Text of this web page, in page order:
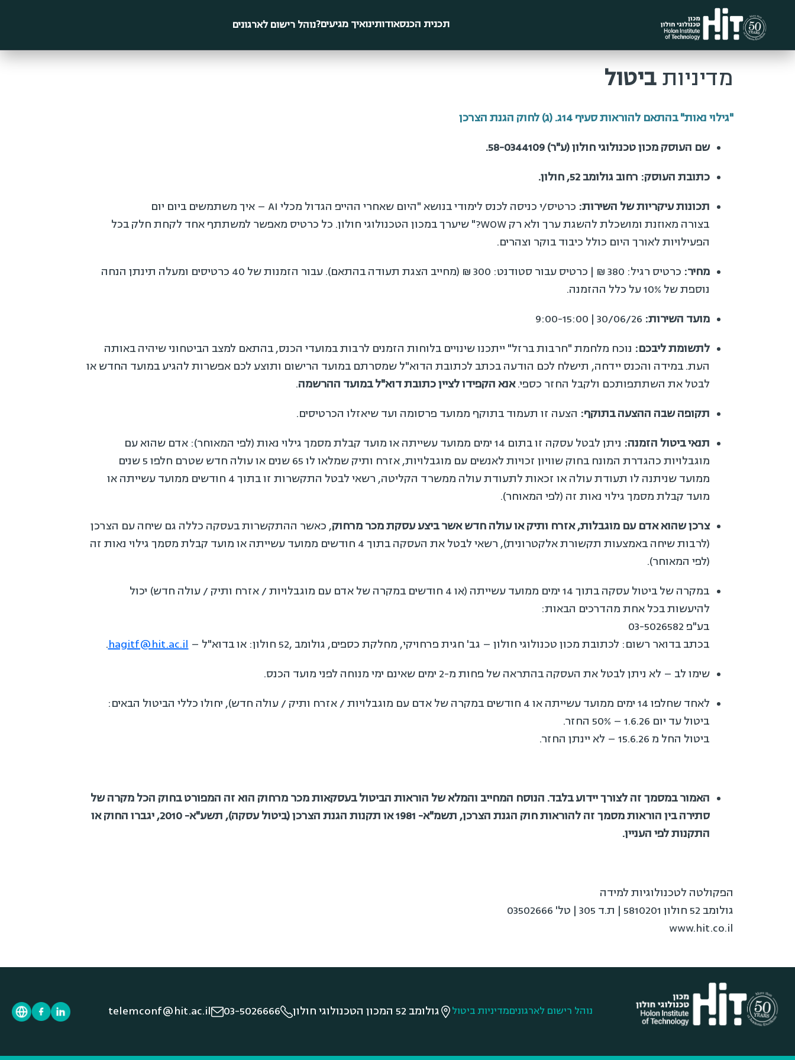
תכנית הכנסאודותינואיך מגיעים?נוהל רישום לארגונים
מדיניותביטול
"גילוי נאות" בהתאם להוראות סעיף 14ג. (ג) לחוק הגנת הצרכן
שם העוסק מכון טכנולוגי חולון (ע"ר) 58-0344109.
כתובת העוסק: רחוב גולומב 52, חולון.
תכונות עיקריות של השירות: כרטיס/י כניסה לכנס לימודי בנושא "היום שאחרי ההייפ הגדול מכלי AI –
איך משתמשים ביום יום
בצורה מאוזנת ומושכלת להשגת ערך ולא רק WOW?
" שיערך במכון הטכנולוגי חולון. כל כרטיס מאפשר למשתתף אחד לקחת חלק בכל
הפעילויות לאורך היום כולל כיבוד בוקר וצהרים.
מחיר:
כרטיס רגיל: 380 ₪ | כרטיס עבור סטודנט: 300 ₪ (מחייב הצגת תעודה בהתאם). עבור הזמנות של 40 כרטיסים ומעלה תינתן הנחה
נוספת של 10% על כלל ההזמנה.
מועד השירות:
לתשומת ליבכם: נוכח מלחמת "חרבות ברזל" ייתכנו שינויים בלוחות הזמנים לרבות במועדי הכנס, בהתאם למצב הביטחוני שיהיה באותה
העת. במידה והכנס יידחה, תישלח לכם הודעה בכתב לכתובת הדוא"ל שמסרתם במועד הרישום ותוצע לכם אפשרות להגיע במועד החדש או
לבטל את השתתפותכם ולקבל החזר כספי.אנא הקפידו לציין כתובת דוא"ל במועד ההרשמה.
תקופה שבה ההצעה בתוקף: הצעה זו תעמוד בתוקף ממועד פרסומה ועד שיאזלו הכרטיסים.
תנאי ביטול הזמנה:
ניתן לבטל עסקה זו בתום 14 ימים ממועד עשייתה או מועד קבלת מסמך גילוי נאות (לפי המאוחר): אדם שהוא עם
מוגבלויות כהגדרת המונח בחוק שוויון זכויות לאנשים עם מוגבלויות, אזרח ותיק שמלאו לו 65 שנים או עולה חדש שטרם חלפו 5 שנים
ממועד שניתנה לו תעודת עולה או זכאות לתעודת עולה ממשרד הקליטה, רשאי לבטל התקשרות זו בתוך 4 חודשים ממועד עשייתה או
מועד קבלת מסמך גילוי נאות זה (לפי המאוחר).
צרכן שהוא אדם עם מוגבלות, אזרח ותיק או עולה חדש אשר ביצע עסקת מכר מרחוק, כאשר ההתקשרות בעסקה כללה גם שיחה עם הצרכן
(לרבות שיחה באמצעות תקשורת אלקטרונית), רשאי לבטל את העסקה בתוך 4 חודשים ממועד עשייתה או מועד קבלת מסמך גילוי נאות זה
(לפי המאוחר).
במקרה של ביטול עסקה בתוך 14 ימים ממועד עשייתה (או 4 חודשים במקרה של אדם עם מוגבלויות / אזרח ותיק / עולה חדש) יכול
להיעשות בכל אחת מהדרכים הבאות:
בע"פ 03-5026582
בכתב בדואר רשום: לכתובת מכון טכנולוגי חולון – גב' חגית פרחויקי, מחלקת כספים, גולומב ,52 חולון: או בדוא"ל –
hagitf@hit.ac.il
.
שימו לב – לא ניתן לבטל את העסקה בהתראה של פחות מ-2 ימים שאינם ימי מנוחה לפני מועד הכנס.
לאחד שחלפו 14 ימים ממועד עשייתה או 4 חודשים במקרה של אדם עם מוגבלויות / אזרח ותיק / עולה חדש), יחולו כללי הביטול הבאים:
ביטול עד יום 1.6.26 – 50% החזר.
ביטול החל מ 15.6.26 – לא יינתן החזר.
האמור במסמך זה לצורך יידוע בלבד. הנוסח המחייב והמלא של הוראות הביטול בעסקאות מכר מרחוק הוא זה המפורטבחוק הכל מקרה של
סתירה בין הוראות מסמך זה להוראות חוק הגנת הצרכן, תשמ"א- 1981 או תקנות הגנת הצרכן (ביטול
עסקה), תשע"א- 2010, יגברו החוק או
התקנות לפי העניין.
הפקולטה לטכנולוגיות למידה
גולומב 52 חולון 5810201 | ת.ד 305 | טל' 03502666
www.hit.co.il
נוהל רישום לארגוניםמדיניות ביטול גולומב 52 המכון הטכנולוגי חולון 03-5026666
telemconf@hit.ac.il